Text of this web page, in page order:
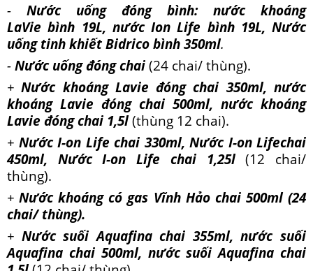
- Nước uống đóng bình: nước khoáng
LaViebình 19L, nước Ion Life bình 19L, Nước
uống tinh khiết Bidrico bình 350ml.
- Nước uống đóng chai (24 chai/ thùng).
+Nước khoáng Lavie đóng chai 350ml, nước
khoáng Lavie đóng chai 500ml, nước khoáng
Lavie đóng chai 1,5l (thùng 12 chai).
+ Nước I-on Life chai 330ml, Nước I-on Lifechai
450ml, NướcI-on Life chai 1,25l (12 chai/
thùng).
+Nước khoáng có gas Vĩnh Hảo chai 500ml (24
chai/ thùng).
+ Nước suối Aquafina chai 355ml, nước suối
Aquafina chai 500ml, nước suối Aquafina chai